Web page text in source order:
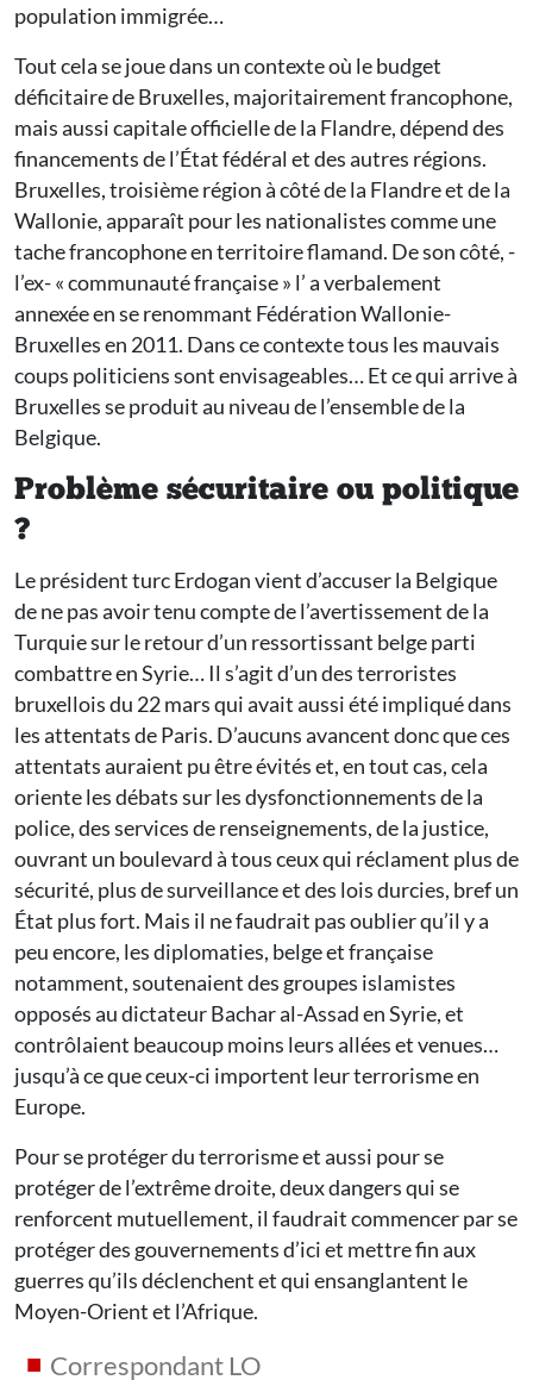
population immigrée…
Tout cela se joue dans un contexte où le budget
déficitaire de Bruxelles, majoritairement francophone,
mais aussi capitale officielle de la Flandre, dépend des
financements de l’État fédéral et des autres régions.
Bruxelles, troisième région à côté de la Flandre et de la
Wallonie, apparaît pour les nationalistes comme une
tache francophone en territoire flamand. De son côté, ­­
l’ex- « communauté française » l’ a verbalement
annexée en se renommant Fédération Wallonie-
Bruxelles en 2011. Dans ce contexte tous les mauvais
coups politiciens sont envisageables… Et ce qui arrive à
Bruxelles se produit au niveau de l’ensemble de la
Belgique.
Problème sécuritaire ou politique
?
Le président turc Erdogan vient d’accuser la Belgique
de ne pas avoir tenu compte de l’avertissement de la
Turquie sur le retour d’un ressortissant belge parti
combattre en Syrie… Il s’agit d’un des terroristes
bruxellois du 22 mars qui avait aussi été impliqué dans
les attentats de Paris. D’aucuns avancent donc que ces
attentats auraient pu être évités et, en tout cas, cela
oriente les débats sur les dysfonctionnements de la
police, des services de renseignements, de la justice,
ouvrant un boulevard à tous ceux qui réclament plus de
sécurité, plus de surveillance et des lois durcies, bref un
État plus fort. Mais il ne faudrait pas oublier qu’il y a
peu encore, les diplomaties, belge et française
notamment, soutenaient des groupes islamistes
opposés au dictateur Bachar al-Assad en Syrie, et
contrôlaient beaucoup moins leurs allées et venues…
jusqu’à ce que ceux-ci importent leur terrorisme en
Europe.
Pour se protéger du terrorisme et aussi pour se
protéger de l’extrême droite, deux dangers qui se
renforcent mutuellement, il faudrait commencer par se
protéger des gouvernements d’ici et mettre fin aux
guerres qu’ils déclenchent et qui ensanglantent le
Moyen-Orient et l’Afrique.
Correspondant LO